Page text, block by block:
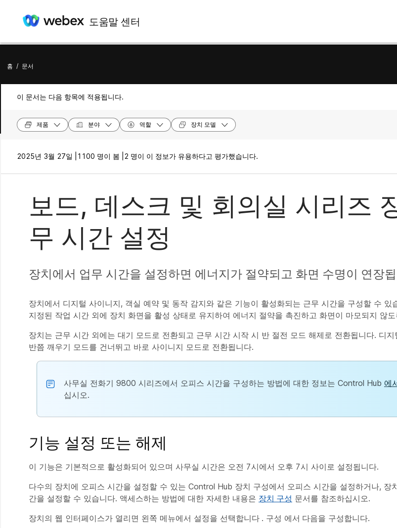
도움말 센터
홈 / 문서
이 문서는 다음 항목에 적용됩니다.
제품 분야 역할 장치 모델
2025년 3월 27일 | 1100 명이 봄 | 2 명이 이 정보가 유용하다고 평가했습니다.
보드, 데스크 및 회의실 시리즈
무 시간 설정
장치에서 업무 시간을 설정하면 에너지가 절약되고 화면 수명이 연장
장치에서 디지털 사이니지, 객실 예약 및 동작 감지와 같은 기능이 활성화되는 근무 시간을 구성할 수 있
지정된 작업 시간 외에 장치 화면을 활성 상태로 유지하여 에너지 절약을 촉진하고 화면이 마모되지 않
장치는 근무 시간 외에는 대기 모드로 전환되고 근무 시간 시작 시 반 절전 모드 해제로 전환됩니다. 디
반쯤 깨우기 모드를 건너뛰고 바로 사이니지 모드로 전환됩니다.
사무실 전화기 9800 시리즈에서 오피스 시간을 구성하는 방법에 대한 정보는 Control Hub 에
십시오.
기능 설정 또는 해제
이 기능은 기본적으로 활성화되어 있으며 사무실 시간은 오전 7시에서 오후 7시 사이로 설정됩니다.
다수의 장치에 오피스 시간을 설정할 수 있는 Control Hub 장치 구성에서 오피스 시간을 설정하거나, 장
간을 설정할 수 있습니다. 액세스하는 방법에 대한 자세한 내용은 장치 구성 문서를 참조하십시오.
장치의 웹 인터페이스가 열리면 왼쪽 메뉴에서 설정을 선택합니다 . 구성 에서 다음을 구성합니다.